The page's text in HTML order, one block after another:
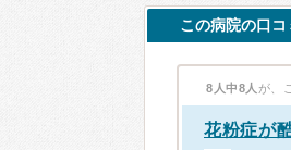
この病院の口コ
8人中8人 が、
花粉症が